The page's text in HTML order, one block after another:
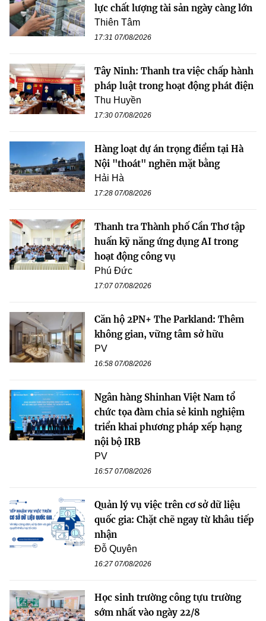
lực chất lượng tài sản ngày càng lớn
Thiên Tâm
17:31 07/08/2026
Tây Ninh: Thanh tra việc chấp hành
pháp luật trong hoạt động phát điện
Thu Huyền
17:30 07/08/2026
Hàng loạt dự án trọng điểm tại Hà
Nội "thoát" nghẽn mặt bằng
Hải Hà
17:28 07/08/2026
Thanh tra Thành phố Cần Thơ tập
huấn kỹ năng ứng dụng AI trong
hoạt động công vụ
Phú Đức
17:07 07/08/2026
Căn hộ 2PN+ The Parkland: Thêm
không gian, vững tâm sở hữu
PV
16:58 07/08/2026
Ngân hàng Shinhan Việt Nam tổ
chức tọa đàm chia sẻ kinh nghiệm
triển khai phương pháp xếp hạng
nội bộ IRB
PV
16:57 07/08/2026
Quản lý vụ việc trên cơ sở dữ liệu
quốc gia: Chặt chẽ ngay từ khâu tiếp
nhận
Đỗ Quyên
16:27 07/08/2026
Học sinh trường công tựu trường
sớm nhất vào ngày 22/8